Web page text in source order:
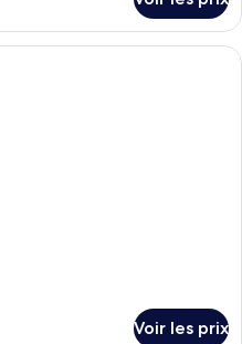
Literie hypoallergénique, coffres-
Voir les prix